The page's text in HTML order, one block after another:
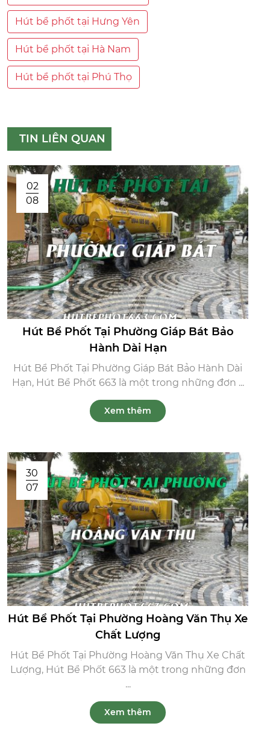
Hút bể phốt tại Hưng Yên
Hút bể phốt tại Hà Nam
Hút bể phốt tại Phú Thọ
TIN LIÊN QUAN
02
08
Hút Bể Phốt Tại Phường Giáp Bát Bảo
Hành Dài Hạn
Hút Bể Phốt Tại Phường Giáp Bát Bảo Hành Dài
Hạn, Hút Bể Phốt 663 là một trong những đơn ...
Xem thêm
30
07
Hút Bể Phốt Tại Phường Hoàng Văn Thụ Xe
Chất Lượng
Hút Bể Phốt Tại Phường Hoàng Văn Thụ Xe Chất
Lượng, Hút Bể Phốt 663 là một trong những đơn
...
Xem thêm